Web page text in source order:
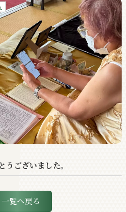
うございました。
一覧へ戻る